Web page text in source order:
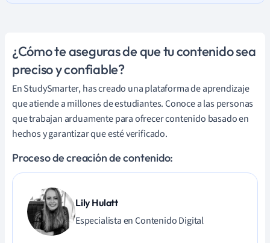
¿Cómo te aseguras de que tu contenido sea
preciso y confiable?
En StudySmarter, has creado una plataforma de aprendizaje
que atiende a millones de estudiantes. Conoce a las personas
que trabajan arduamente para ofrecer contenido basado en
hechos y garantizar que esté verificado.
Proceso de creación de contenido:
Lily Hulatt
Especialista en Contenido Digital